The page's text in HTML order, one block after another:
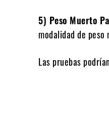
5) Peso Muerto
modalidad de
Las pruebas